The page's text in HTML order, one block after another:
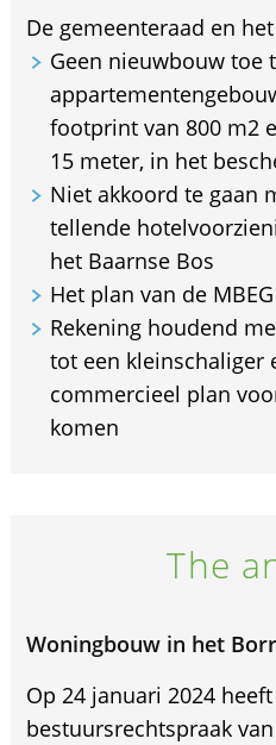
De gemeenteraad en
Geen nieuwbouw toe
footprint van 800 m2
15 meter, in het
Niet akkoord te gaan
tellende
het Baarnse Bos
Het plan van de
Rekening houdend
tot een kleinschaliger
commercieel plan
komen
The
Woningbouw in het
Op 24 januari 2024
bestuursrechtspraak